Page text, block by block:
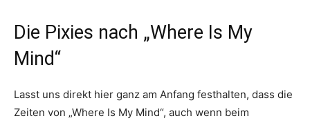
Die Pixies nach „Where Is My
Mind“
Lasst uns direkt hier ganz am Anfang festhalten, dass die
Zeiten von „Where Is My Mind“, auch wenn beim